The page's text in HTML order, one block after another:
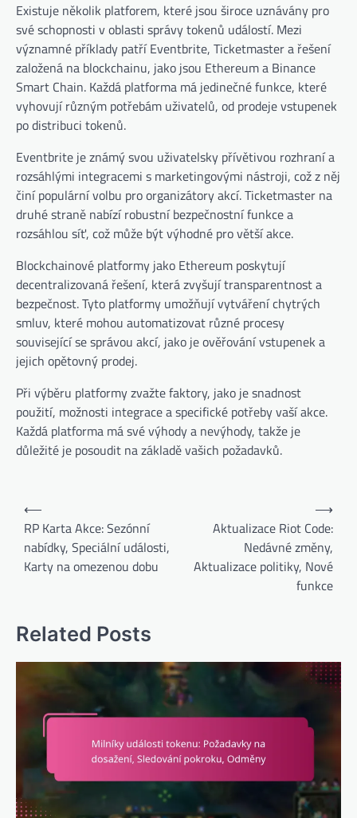
Existuje několik platforem, které jsou široce uznávány pro
své schopnosti v oblasti správy tokenů událostí. Mezi
významné příklady patří Eventbrite, Ticketmaster a řešení
založená na blockchainu, jako jsou Ethereum a Binance
Smart Chain. Každá platforma má jedinečné funkce, které
vyhovují různým potřebám uživatelů, od prodeje vstupenek
po distribuci tokenů.
Eventbrite je známý svou uživatelsky přívětivou rozhraní a
rozsáhlými integracemi s marketingovými nástroji, což z něj
činí populární volbu pro organizátory akcí. Ticketmaster na
druhé straně nabízí robustní bezpečnostní funkce a
rozsáhlou síť, což může být výhodné pro větší akce.
Blockchainové platformy jako Ethereum poskytují
decentralizovaná řešení, která zvyšují transparentnost a
bezpečnost. Tyto platformy umožňují vytváření chytrých
smluv, které mohou automatizovat různé procesy
související se správou akcí, jako je ověřování vstupenek a
jejich opětovný prodej.
Při výběru platformy zvažte faktory, jako je snadnost
použití, možnosti integrace a specifické potřeby vaší akce.
Každá platforma má své výhody a nevýhody, takže je
důležité je posoudit na základě vašich požadavků.
Post
navigation
⟵
RP Karta Akce: Sezónní
nabídky, Speciální události,
Karty na omezenou dobu
Aktualizace Riot Code:
Nedávné změny,
Aktualizace politiky, Nové
funkce
⟶
Related Posts